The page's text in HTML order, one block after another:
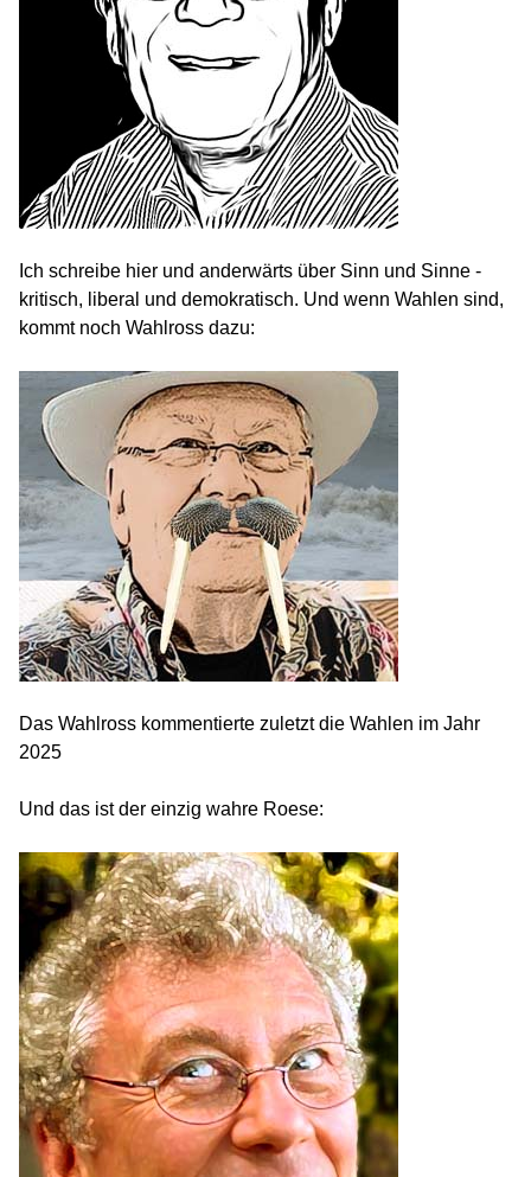
Ich schreibe hier und anderwärts über Sinn und Sinne -
kritisch, liberal und demokratisch. Und wenn Wahlen sind,
kommt noch Wahlross dazu:
Das Wahlross kommentierte zuletzt die Wahlen im Jahr
2025
Und das ist der einzig wahre Roese: